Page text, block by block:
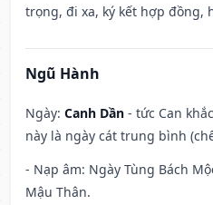
trọng, đi xa, ký kết hợp đồng,
Ngũ Hành
Ngày: Canh Dần - tức Can
này là ngày cát trung bình
- Nạp âm: Ngày Tùng Bách
Mậu Thân.